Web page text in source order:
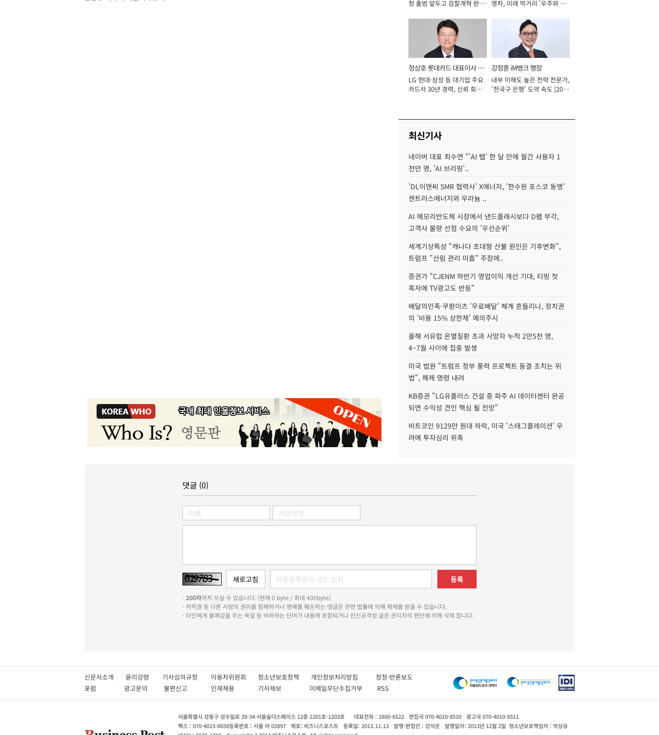
청 출범 앞두고 검찰개혁 완수
영자, 미래 먹거리 '우주와 헬
정상호 롯데카드 대표이사 사
장
LG·현대·삼성 등 대기업 주요
카드사 30년 경력, 신뢰 회복
강정훈 iM뱅크 행장
내부 이해도 높은 전략 전문가,
'전국구 은행' 도약 속도 [2026
최신기사
네이버 대표 최수연 "'AI 탭' 한 달 만에 월간 사용자 1
천만 명, 'AI 브리핑'..
'DL이앤씨 SMR 협력사' X에너지, '한수원 포스코 동맹'
센트러스에너지와 우라늄 ..
AI 메모리반도체 시장에서 낸드플래시보다 D램 부각,
고객사 물량 선점 수요의 '우선순위'
세계기상특성 "캐나다 초대형 산불 원인은 기후변화",
트럼프 "산림 관리 미흡" 주장에..
증권가 "CJENM 하반기 영업이익 개선 기대, 티빙 첫
흑자에 TV광고도 반등"
배달의민족·쿠팡이츠 '무료배달' 체계 흔들리나, 정치권
의 '비용 15% 상한제' 예의주시
올해 서유럽 온열질환 초과 사망자 누적 2만5천 명,
4~7월 사이에 집중 발생
미국 법원 "트럼프 정부 풍력 프로젝트 동결 조치는 위
법", 해제 명령 내려
KB증권 "LG유플러스 건설 중 파주 AI 데이터센터 완공
되면 수익성 견인 핵심 될 전망"
비트코인 9129만 원대 하락, 미국 '스태그플레이션' 우
려에 투자심리 위축
댓글 (0)
등록
-200자까지 쓰실 수 있습니다. (현재 0 byte / 최대 400byte)
- 저작권 등 다른 사람의 권리를 침해하거나 명예를 훼손하는 댓글은 관련 법률에 의해 제재를 받을 수 있습니다.
- 타인에게 불쾌감을 주는 욕설 등 비하하는 단어가 내용에 포함되거나 인신공격성 글은 관리자의 판단에 의해 삭제 합니다.
신문사소개 윤리강령 기사심의규정 이용자위원회 청소년보호정책 개인정보처리방침 정정·반론보도
포럼
광고문의 불편신고 인재채용 기사제보 이메일무단수집거부 RSS
서울특별시 성동구 성수일로 39-34 서울숲더스페이스 12층 1201호-1203호 대표전화 : 1800-6522 편집국 070-4010-8510
광고국 070-4010-8511
팩스 : 070-4015-8658등록번호 : 서울 아 02897 제호: 비즈니스포스트 등록일: 2013.11.13 발행·편집인 : 강석운 발행일자: 2013년 12월 2일 청소년보호책임자 : 박상유